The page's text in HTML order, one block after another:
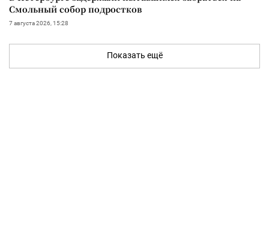
Смольный собор подростков
7 августа 2026, 15:28
Показать ещё